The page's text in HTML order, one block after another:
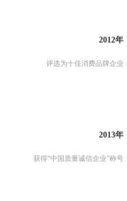
2012年
评选为十佳消费品牌企业
2013年
获得“中国质量诚信企业”称号